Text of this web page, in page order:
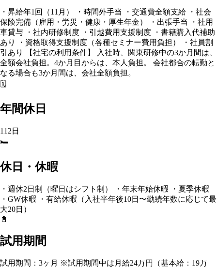
・昇給年1回（11月） ・時間外手当 ・交通費全額支給 ・社会
保険完備（雇用・労災・健康・厚生年金） ・出張手当 ・社用
車貸与 ・社内研修制度 ・引越費用支援制度 ・書籍購入代補助
あり ・資格取得支援制度（各種セミナー費用負担） ・社員割
引あり 【社宅の利用条件】 入社時、関東研修中の3か月間は、
全額会社負担。4か月目からは、本人負担。 会社都合の転勤と
なる場合も3か月間は、会社全額負担。
🗓️
年間休日
112日
🛏️
休日・休暇
・週休2日制（曜日はシフト制） ・年末年始休暇 ・夏季休暇
・GW休暇 ・有給休暇（入社半年後10日〜勤続年数に応じて最
大20日）
📓
試用期間
試用期間：3ヶ月 ※試用期間中は月給24万円（基本給：19万